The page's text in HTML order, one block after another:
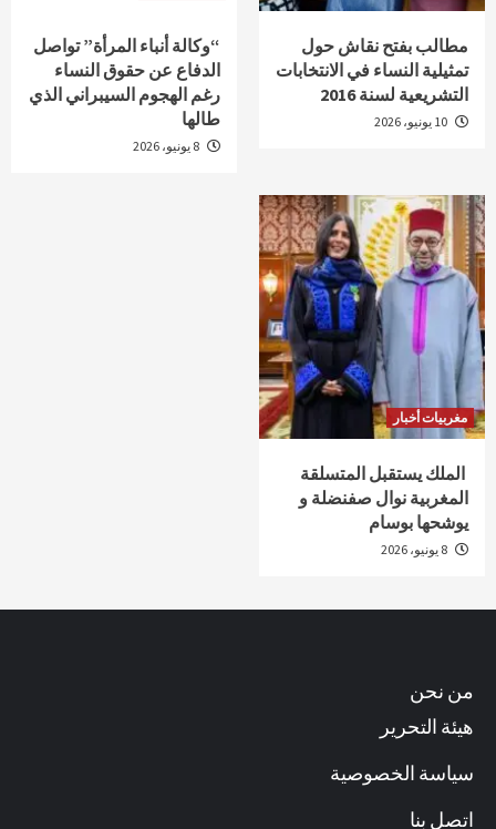
مطالب بفتح نقاش حول
تمثيلية النساء في الانتخابات
التشريعية لسنة 2016
“وكالة أنباء المرأة” تواصل
الدفاع عن حقوق النساء
رغم الهجوم السيبراني الذي
طالها
مغربيات أخبار
الملك يستقبل المتسلقة
المغربية نوال صفنضلة و
يوشحها بوسام
من نحن
هيئة التحرير
سياسة الخصوصية
اتصل بنا